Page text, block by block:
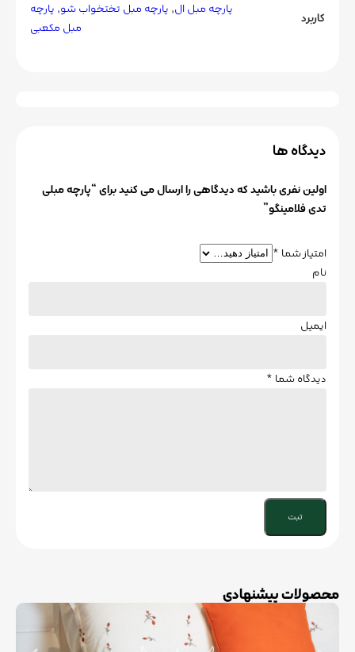
کاربرد پارچه مبل ال,پارچه مبل تختخواب شو,پارچه
مبل مکعبی
دیدگاه ها
اولین نفری باشید که دیدگاهی را ارسال می کنید برای “پارچه مبلی
تدی فلامینگو”
امتیاز شما*
دیدگاه شما*
نام
ایمیل
محصولات پیشنهادی